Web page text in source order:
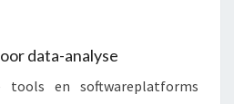
data-analyse
tools en softwareplatforms